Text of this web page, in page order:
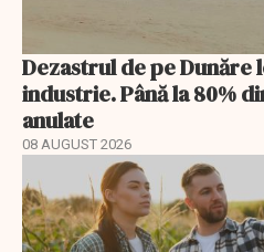
Dezastrul de pe Dunăre
industrie. Până la 80%
anulate
08 AUGUST 2026